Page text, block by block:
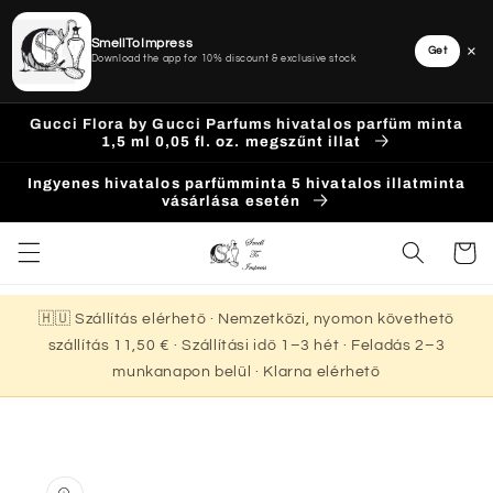
Ugrás a
tartalomhoz
Gucci Flora by Gucci Parfums hivatalos parfüm minta
1,5 ml 0,05 fl. oz. megszűnt illat
Ingyenes hivatalos parfümminta 5 hivatalos illatminta
vásárlása esetén
Kosár
🇭🇺 Szállítás elérhető · Nemzetközi, nyomon követhető
szállítás 11,50 € · Szállítási idő 1–3 hét · Feladás 2–3
munkanapon belül · Klarna elérhető
a
SmellToImpress
Download the app for 10% discount & exclusive stock
Get ×